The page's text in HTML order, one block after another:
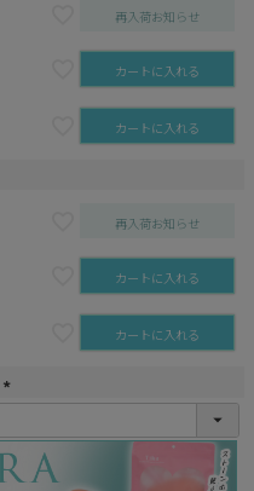
再入荷お知らせ
カートに入れる
カートに入れる
再入荷お知らせ
カートに入れる
カートに入れる
(
須
)